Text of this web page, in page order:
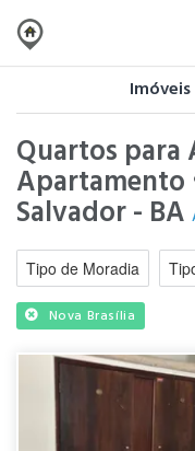
Quartos
Apartamento
Salvador - BA
Tipo de Moradia
Nova Brasília